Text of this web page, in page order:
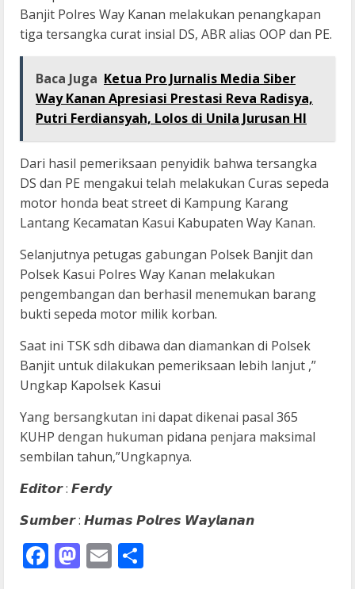
Banjit Polres Way Kanan melakukan penangkapan
tiga tersangka curat insial DS, ABR alias OOP dan PE.
Baca Juga Ketua Pro Jurnalis Media Siber
Way Kanan Apresiasi Prestasi Reva Radisya,
Putri Ferdiansyah, Lolos di Unila Jurusan HI
Dari hasil pemeriksaan penyidik bahwa tersangka
DS dan PE mengakui telah melakukan Curas sepeda
motor honda beat street di Kampung Karang
Lantang Kecamatan Kasui Kabupaten Way Kanan.
Selanjutnya petugas gabungan Polsek Banjit dan
Polsek Kasui Polres Way Kanan melakukan
pengembangan dan berhasil menemukan barang
bukti sepeda motor milik korban.
Saat ini TSK sdh dibawa dan diamankan di Polsek
Banjit untuk dilakukan pemeriksaan lebih lanjut ,”
Ungkap Kapolsek Kasui
Yang bersangkutan ini dapat dikenai pasal 365
KUHP dengan hukuman pidana penjara maksimal
sembilan tahun,”Ungkapnya.
𝙀𝙙𝙞𝙩𝙤𝙧 : 𝙁𝙚𝙧𝙙𝙮
𝙎𝙪𝙢𝙗𝙚𝙧 : 𝙃𝙪𝙢𝙖𝙨 𝙋𝙤𝙡𝙧𝙚𝙨 𝙒𝙖𝙮𝙡𝙖𝙣𝙖𝙣
Facebook
Mastodon
Email